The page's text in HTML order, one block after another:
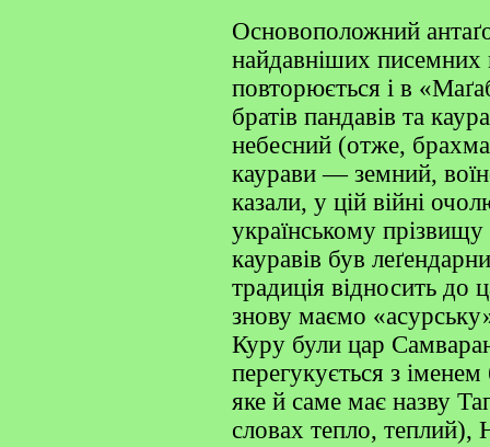
Основоположний
найдавніших писемних
повторюється і в
братів пандавів та
небесний (отже,
каурави — земний,
казали, у цій війні
українському
кауравів був
традиція відносить до
знову маємо
Куру були цар
перегукується з
яке й саме має назву
словах тепло, теплий),